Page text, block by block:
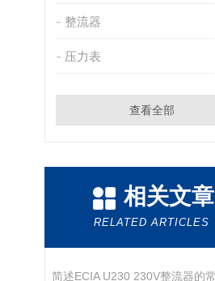
整流器
压力表
查看全部
相关文章
RELATED ARTICLES